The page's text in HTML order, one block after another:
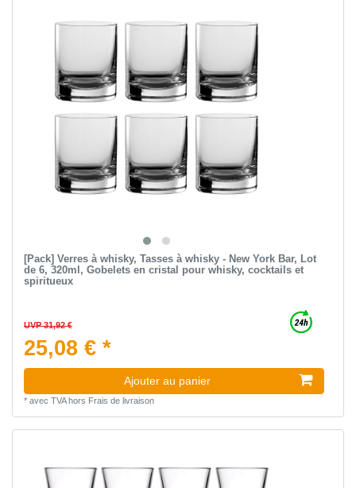
[Pack] Verres à whisky, Tasses à whisky - New York Bar, Lot
de 6, 320ml, Gobelets en cristal pour whisky, cocktails et
spiritueux
UVP 31,92 €
25,08 € *
Ajouter au panier
* avec TVAhors Frais de livraison